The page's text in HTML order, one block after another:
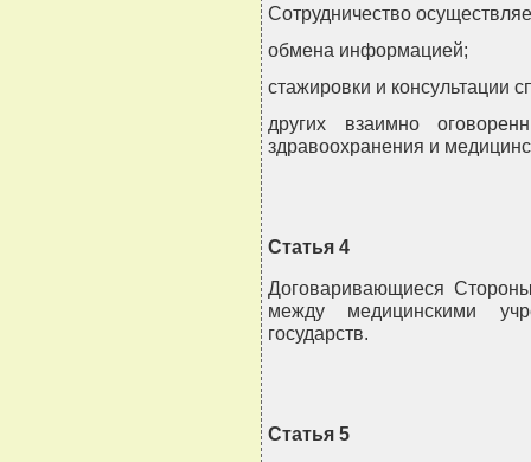
Сотрудничество
обмена информацией;
стажировки и консультации
других взаимно
здравоохранения и
Статья 4
Договаривающиеся
между медицинскими
государств.
Статья 5